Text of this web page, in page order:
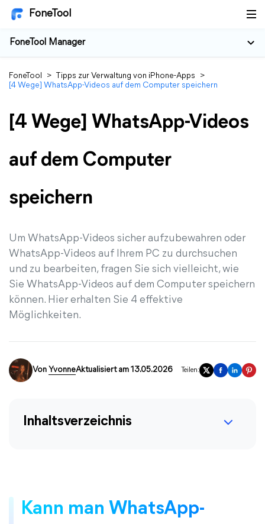
FoneTool
FoneTool Manager
FoneTool > Tipps zur Verwaltung von iPhone-Apps
>
[4 Wege] WhatsApp-Videos auf dem Computer speichern
[4 Wege] WhatsApp-Videos
auf dem Computer
speichern
Um WhatsApp-Videos sicher aufzubewahren oder
WhatsApp-Videos auf Ihrem PC zu durchsuchen
und zu bearbeiten, fragen Sie sich vielleicht, wie
Sie WhatsApp-Videos auf dem Computer speichern
können. Hier erhalten Sie 4 effektive
Möglichkeiten.
Von YvonneAktualisiert am 13.05.2026 Teilen:
Inhaltsverzeichnis
Kann man WhatsApp-